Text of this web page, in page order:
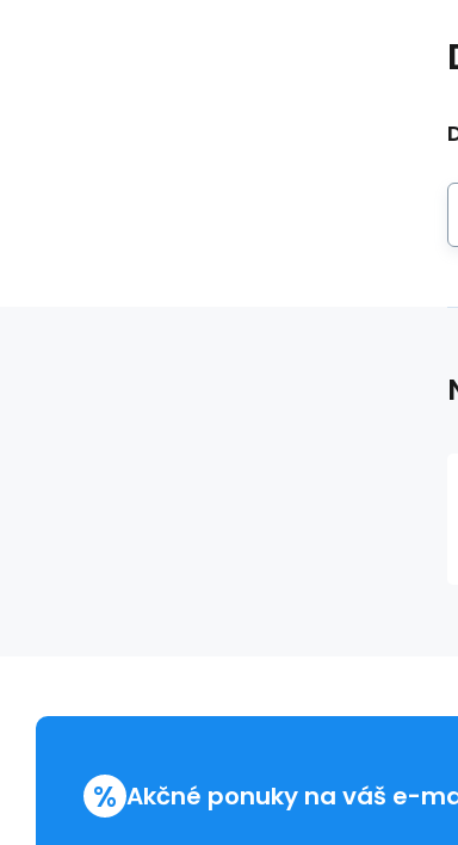
% Akčné ponuky na váš e-